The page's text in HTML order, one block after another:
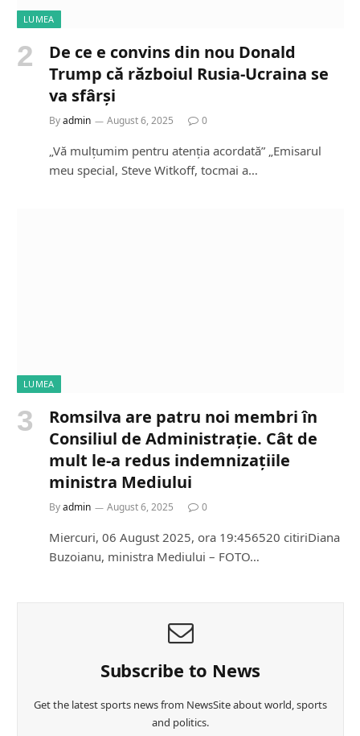
LUMEA
De ce e convins din nou Donald
Trump că războiul Rusia-Ucraina se
va sfârși
Byadmin August 6, 2025 0
„Vă mulțumim pentru atenția acordată” „Emisarul
meu special, Steve Witkoff, tocmai a…
LUMEA
Romsilva are patru noi membri în
Consiliul de Administrație. Cât de
mult le-a redus indemnizațiile
ministra Mediului
Byadmin August 6, 2025 0
Miercuri, 06 August 2025, ora 19:456520 citiriDiana
Buzoianu, ministra Mediului – FOTO…
Subscribe to News
Get the latest sports news from NewsSite about world, sports
and politics.